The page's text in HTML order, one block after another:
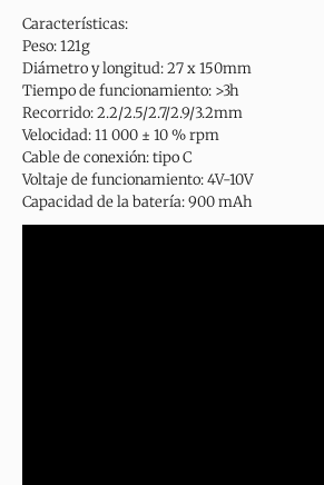
Características:
Peso: 121g
Diámetro y longitud: 27 x 150mm
Tiempo de funcionamiento: >3h
Recorrido: 2.2/2.5/2.7/2.9/3.2mm
Velocidad: 11 000 ± 10 % rpm
Cable de conexión: tipo C
Voltaje de funcionamiento: 4V-10V
Capacidad de la batería: 900 mAh